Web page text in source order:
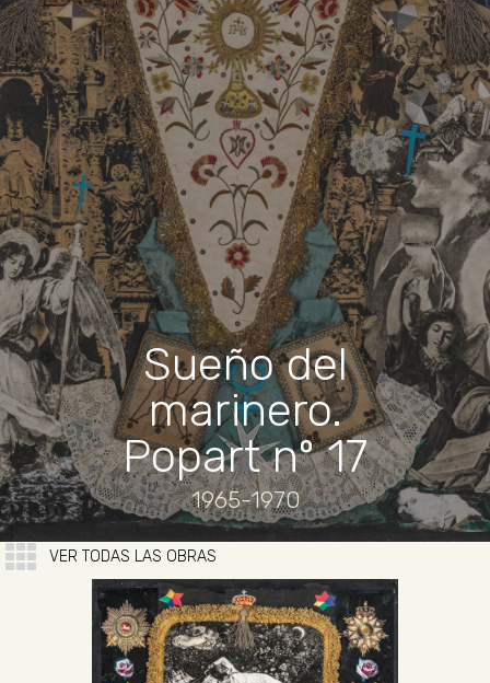
Sueño del
marinero.
Popart nº 17
1965-1970
VER TODAS LAS OBRAS